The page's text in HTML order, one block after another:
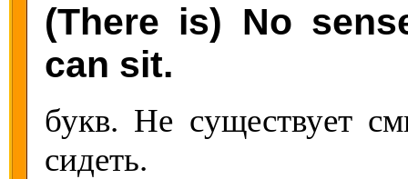
(There is) No
can sit.
букв. Не существует
сидеть.